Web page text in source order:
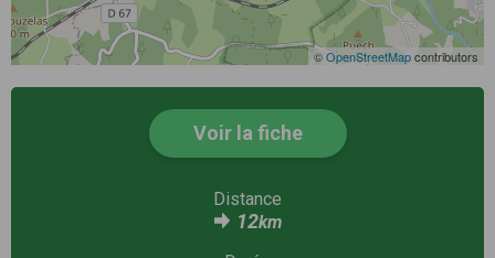
©OpenStreetMapcontributors
Voir la fiche
Distance
12km